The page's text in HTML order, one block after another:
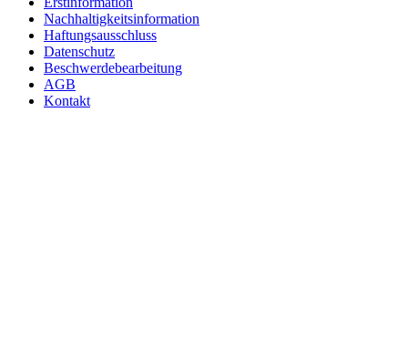
Nachhaltigkeitsinformation
Haftungsausschluss
Datenschutz
Beschwerdebearbeitung
AGB
Kontakt